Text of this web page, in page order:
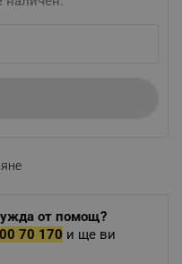
от помощ?
70 170 и ще ви